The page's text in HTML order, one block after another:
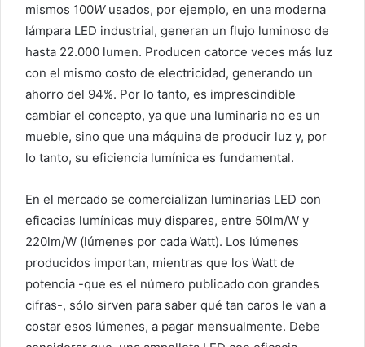
mismos 100Wusados, por ejemplo, en una moderna
lámpara LED industrial, generan un flujo luminoso de
hasta 22.000 lumen. Producen catorce veces más luz
con el mismo costo de electricidad, generando un
ahorro del 94%. Por lo tanto, es imprescindible
cambiar el concepto, ya que una luminaria no es un
mueble, sino que una máquina de producir luz y, por
lo tanto, su eficiencia lumínica es fundamental.
En el mercado se comercializan luminarias LED con
eficacias lumínicas muy dispares, entre 50lm/W y
220lm/W (lúmenes por cada Watt). Los lúmenes
producidos importan, mientras que los Watt de
potencia -que es el número publicado con grandes
cifras-, sólo sirven para saber qué tan caros le van a
costar esos lúmenes, a pagar mensualmente. Debe